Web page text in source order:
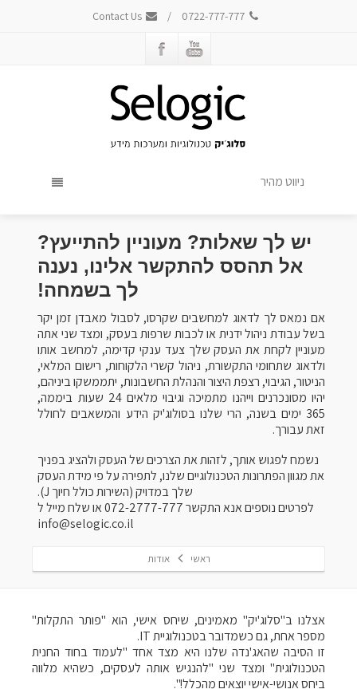
0722-777-777
/
Contact Us
ניווט מהיר
יש לך שאלות? מעוניין להתייעץ?
אל תהסס להתקשר אלינו, נענה
לך בשמחה!
אם נמאס לך לדאוג למחשבים שקרסו, לסבול מאבדן זמן יקר
בשל עבודת ניהול ידנית או לכבות שרפות בעסק, ומצד שני אתה
מעוניין לקחת את העסק שלך צעד ענקי קדימה, למחשב אותו
ולדאוג שתחומי התקשורת, ניהול קשרי הלקוחות, רישום המלאי,
הניטור, הגיבוי, רצפת היצור והנהלת החשבונות, יתממשקו ביניהם,
יהיו מסונכרנים וייהנו מתמיכה וגיבוי מלאים 24 שעות ביממה,
365 ימים בשנה, הרי שלנו בסולוג'יק הידע והמשאבים לחולל
זאת עבורך.
נשמח לפגוש אותך, לזהות את הצרכים של העסק ולהציג בפניך
את מגוון הפתרונות הטכנולוגיים שלנו, לתפירה על פי מידת העסק
שלך במדויק (השירות כולל חיוך J).
לפרטים נוספים אנא התקשר 072-2777-777 או שלח מייל ל
info@selogic.co.il
ראשי אודות
אצלנו ב"סלוג'יק" מאמינים, שיחס אישי, הוא "פותר התקלות"
מספר אחת, גם כשמדובר בטכנולוגיית IT.
זו הסיבה שהאג'נדה שלנו היא מצד אחד "לעמוד בחוד החנית
הטכנולוגית" ומצד שני "להנגיש אותה לעסקים, כשהיא מלווה
ביחס אנושי-אישי יוצאים מהכלל!".